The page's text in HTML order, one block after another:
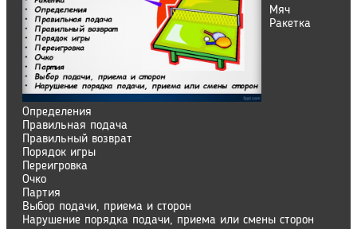
Мяч
Ракетка
Определения
Правильная подача
Правильный возврат
Порядок игры
Переигровка
Очко
Партия
Выбор подачи, приема и сторон
Нарушение порядка подачи, приема или смены сторон